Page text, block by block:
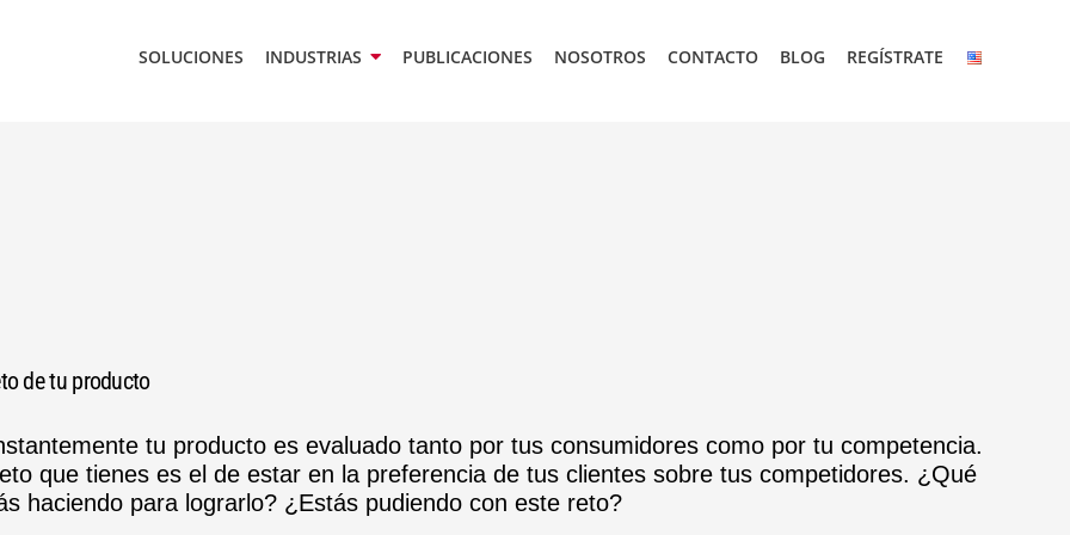
SOLUCIONES INDUSTRIAS PUBLICACIONES NOSOTROS CONTACTO BLOG REGÍSTRATE
de tu producto
tu producto es evaluado tanto por tus consumidores como por tu competencia.
que tienes es el de estar en la preferencia de tus clientes sobre tus competidores. ¿Qué
haciendo para lograrlo? ¿Estás pudiendo con este reto?